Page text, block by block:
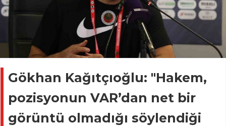
Gökhan Kağıtçıoğlu: "Hakem,
pozisyonun VAR’dan net bir
görüntü olmadığı söylendiği